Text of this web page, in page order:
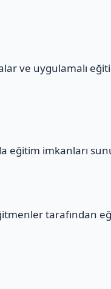
ve uygulamalı
eğitim imkanları
tarafından